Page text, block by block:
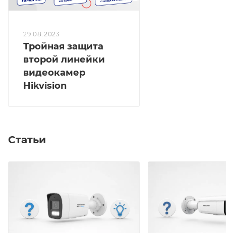
29.08.2023
Тройная защита
второй линейки
видеокамер
Hikvision
Статьи